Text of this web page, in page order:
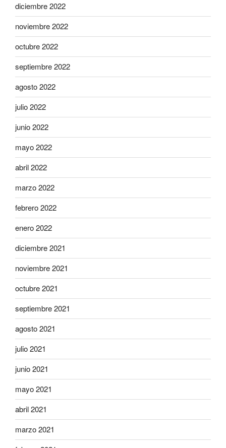
diciembre 2022
noviembre 2022
octubre 2022
septiembre 2022
agosto 2022
julio 2022
junio 2022
mayo 2022
abril 2022
marzo 2022
febrero 2022
enero 2022
diciembre 2021
noviembre 2021
octubre 2021
septiembre 2021
agosto 2021
julio 2021
junio 2021
mayo 2021
abril 2021
marzo 2021